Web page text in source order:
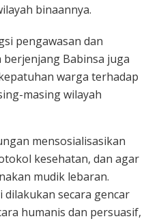
binaannya.
pengawasan dan
berjenjang Babinsa juga
warga terhadap
masing wilayah
mensosialisasikan
kesehatan, dan agar
mudik lebaran.
dilakukan secara gencar
humanis dan persuasif,